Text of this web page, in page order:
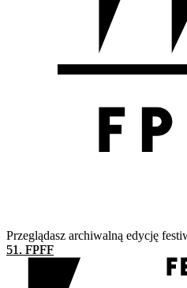
Przeglądasz archiwalną edycję
51. FPFF